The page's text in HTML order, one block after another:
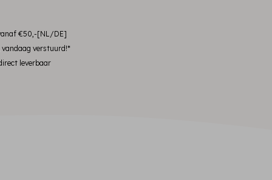
€50,-[NL/DE]
vandaag verstuurd!*
leverbaar